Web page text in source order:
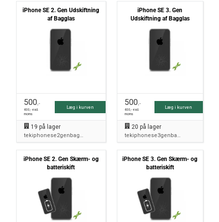
iPhone SE 2. Gen Udskiftning
af Bagglas
500,-
400,- excl.
moms
Læg i kurven
19 på lager
tekiphonese2genbagside
iPhone SE 3. Gen
Udskiftning af Bagglas
500,-
400,- excl.
moms
Læg i kurven
20 på lager
tekiphonese3genbagside
iPhone SE 2. Gen Skærm- og
batteriskift
iPhone SE 3. Gen Skærm- og
batteriskift